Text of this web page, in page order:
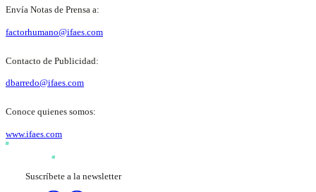
Envía Notas de Prensa a:
factorhumano@ifaes.com
Contacto de Publicidad:
dbarredo@ifaes.com
Conoce quienes somos:
www.ifaes.com
Suscríbete a la newsletter